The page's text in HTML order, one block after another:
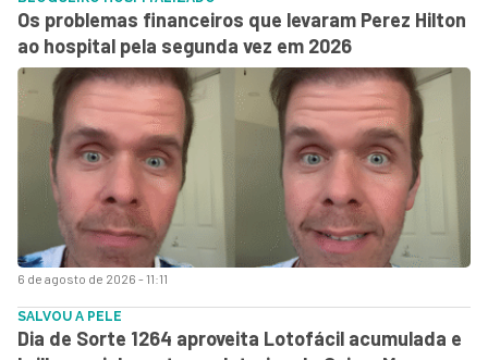
6 de agosto de 2026 - 11:11
Os problemas financeiros que levaram Perez Hilton
ao hospital pela segunda vez em 2026
SALVOU A PELE
Dia de Sorte 1264 aproveita Lotofácil acumulada e